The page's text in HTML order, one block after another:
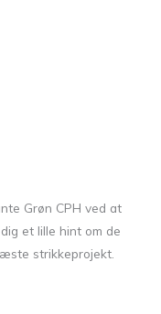
Grøn CPH ved at
et lille hint om de
strikkeprojekt.